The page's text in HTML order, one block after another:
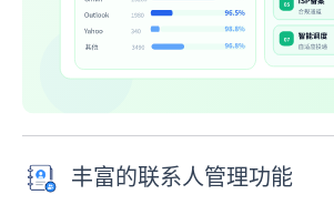
丰富的联系人管理功能